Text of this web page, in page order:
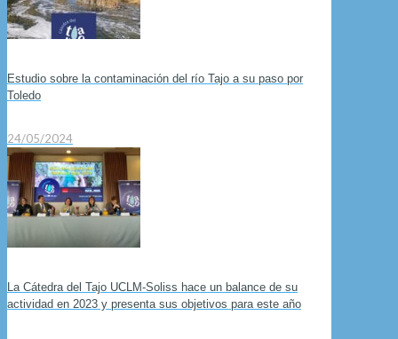
Estudio sobre la contaminación del río Tajo a su paso por
Toledo
24/05/2024
La Cátedra del Tajo UCLM-Soliss hace un balance de su
actividad en 2023 y presenta sus objetivos para este año